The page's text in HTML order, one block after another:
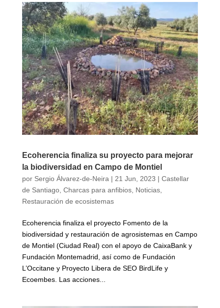
Ecoherencia finaliza su proyecto para mejorar
la biodiversidad en Campo de Montiel
por Sergio Álvarez-de-Neira | 21 Jun, 2023 | Castellar
de Santiago, Charcas para anfibios, Noticias,
Restauración de ecosistemas
Ecoherencia finaliza el proyecto Fomento de la
biodiversidad y restauración de agrosistemas en Campo
de Montiel (Ciudad Real) con el apoyo de CaixaBank y
Fundación Montemadrid, así como de Fundación
L’Occitane y Proyecto Libera de SEO BirdLife y
Ecoembes. Las acciones...